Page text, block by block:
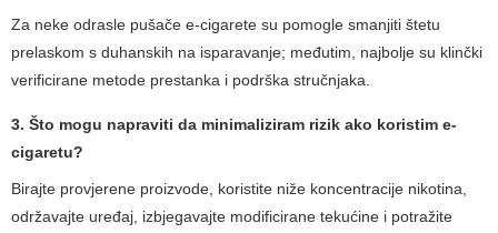
Za neke odrasle pušače e-cigarete su pomogle smanjiti štetu
prelaskom s duhanskih na isparavanje; međutim, najbolje su klinčki
verificirane metode prestanka i podrška stručnjaka.
3. Što mogu napraviti da minimaliziram rizik ako koristim e-
cigaretu?
Birajte provjerene proizvode, koristite niže koncentracije nikotina,
održavajte uređaj, izbjegavajte modificirane tekućine i potražite